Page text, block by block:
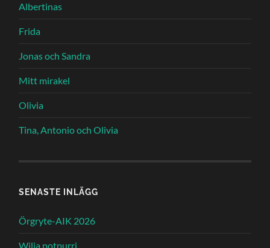
Albertinas
Frida
Jonas och Sandra
Mitt mirakel
Olivia
Tina, Antonio och Olivia
SENASTE INLÄGG
Örgryte-AIK 2026
Wilja potpurri